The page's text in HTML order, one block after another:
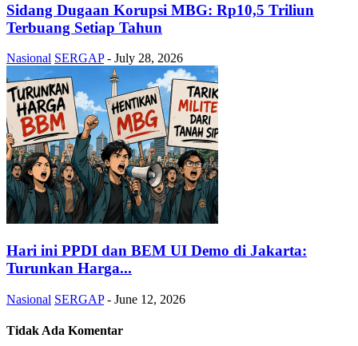
Sidang Dugaan Korupsi MBG: Rp10,5 Triliun
Terbuang Setiap Tahun
Nasional SERGAP - July 28, 2026
Hari ini PPDI dan BEM UI Demo di Jakarta:
Turunkan Harga...
Nasional SERGAP - June 12, 2026
Tidak Ada Komentar